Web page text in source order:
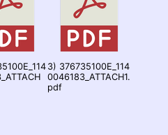
3) 376735100E_114
0046183_ATTACH1.
pdf